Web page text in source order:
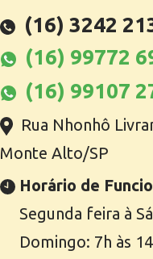
(16) 3242
(16) 99772
(16) 99107
Rua Nhonhô
Monte Alto/SP
Horário de
Segunda feira à
Domingo: 7h às